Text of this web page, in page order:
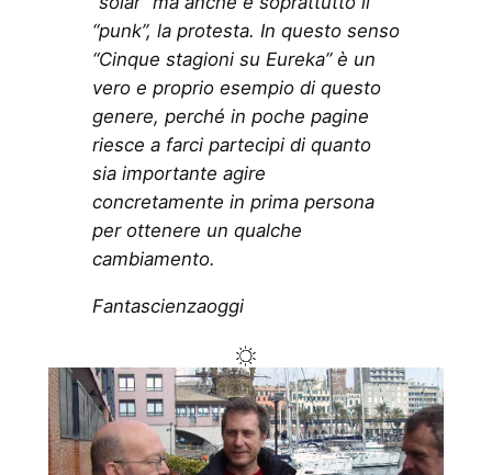
“punk”, la protesta. In questo senso
“Cinque stagioni su Eureka” è un
vero e proprio esempio di questo
genere, perché in poche pagine
riesce a farci partecipi di quanto
sia importante agire
concretamente in prima persona
per ottenere un qualche
cambiamento.
Fantascienzaoggi